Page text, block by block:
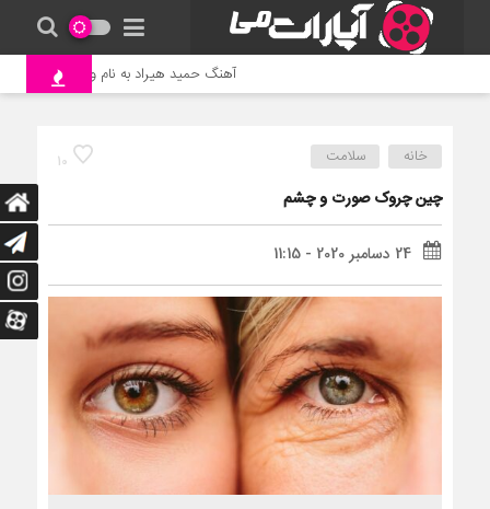
آهنگ حمید هیراد به نام وطن
10 خانه سلامت
چین چروک صورت و چشم
24 دسامبر 2020 - 11:15